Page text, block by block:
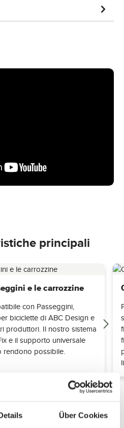
Über Cookies
principali
e le carrozzine
con Passeggini,
biciclette di ABC Design e
produttori. Il nostro sistema
e il supporto universale
rendono possibile.